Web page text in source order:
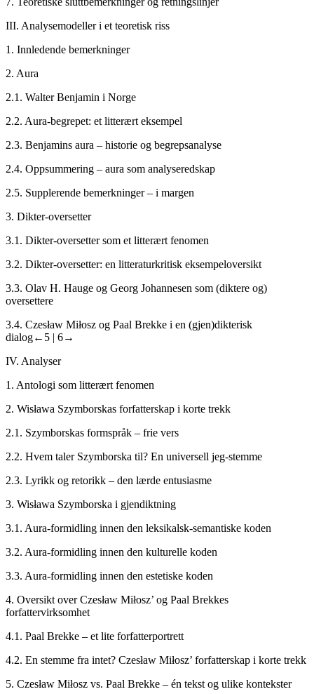
III. Analysemodeller i et teoretisk riss
1. Innledende bemerkninger
2. Aura
2.1. Walter Benjamin i Norge
2.2. Aura-begrepet: et litterært eksempel
2.3. Benjamins aura – historie og begrepsanalyse
2.4. Oppsummering – aura som analyseredskap
2.5. Supplerende bemerkninger – i margen
3. Dikter-oversetter
3.1. Dikter-oversetter som et litterært fenomen
3.2. Dikter-oversetter: en litteraturkritisk eksempeloversikt
3.3. Olav H. Hauge og Georg Johannesen som (diktere og)
oversettere
3.4. Czesław Miłosz og Paal Brekke i en (gjen)dikterisk
dialog←5 | 6→
IV. Analyser
1. Antologi som litterært fenomen
2. Wisława Szymborskas forfatterskap i korte trekk
2.1. Szymborskas formspråk – frie vers
2.2. Hvem taler Szymborska til? En universell jeg-stemme
2.3. Lyrikk og retorikk – den lærde entusiasme
3. Wisława Szymborska i gjendiktning
3.1. Aura-formidling innen den leksikalsk-semantiske koden
3.2. Aura-formidling innen den kulturelle koden
3.3. Aura-formidling innen den estetiske koden
4. Oversikt over Czesław Miłosz’ og Paal Brekkes
forfattervirksomhet
4.1. Paal Brekke – et lite forfatterportrett
4.2. En stemme fra intet? Czesław Miłosz’ forfatterskap i korte trekk
5. Czesław Miłosz vs. Paal Brekke – én tekst og ulike kontekster